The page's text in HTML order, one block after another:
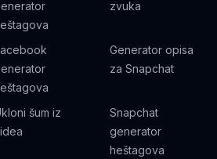
zvuka
Generator opisa
za Snapchat
šum iz
Snapchat
generator
heštagova